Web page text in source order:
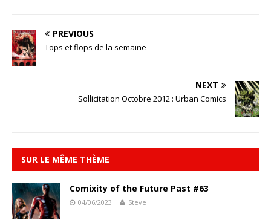
PREVIOUS
Tops et flops de la semaine
NEXT
Sollicitation Octobre 2012 : Urban Comics
SUR LE MÊME THÈME
Comixity of the Future Past #63
04/06/2023 Steve